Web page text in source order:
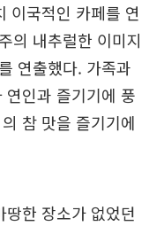
이국적인 카페를 연
의 내추럴한 이미지
연출했다. 가족과
인과 즐기기에 풍
참 맛을 즐기기에
한 장소가 없었던